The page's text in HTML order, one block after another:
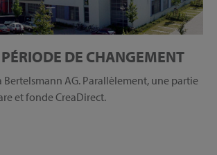
DE CHANGEMENT
Bertelsmann AG. Parallèlement, une partie
et fonde CreaDirect.